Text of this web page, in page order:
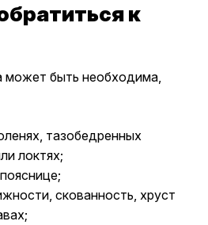
к
может быть необходима,
тазобедренных
локтях;
скованность, хруст